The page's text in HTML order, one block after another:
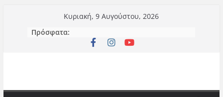
περιεχόμενο
Κυριακή, 9 Αυγούστου, 2026
Πρόσφατα: